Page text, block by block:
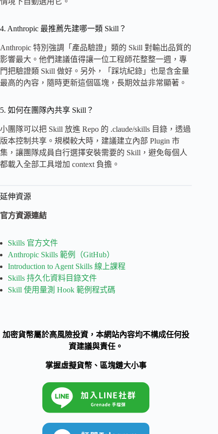
4. Anthropic 最推薦先建哪一類 Skill？
Anthropic 特別強調「產品驗證」類的 Skill 對輸出品質的
影響最大。他們建議值得讓一位工程師花整整一週，專
門把驗證類 Skill 做好。另外，「踩坑紀錄」也是含金量
最高的內容，隨時更新這個區塊，長期效益非常顯著。
5. 如何在團隊內共享 Skill？
小團隊可以把 Skill 放進 Repo 的 .claude/skills 目錄，透過
版本控制共享。規模較大時，建議建立內部 Plugin 市
集，讓團隊成員自行選擇安裝需要的 Skill，避免每個人
都載入全部工具增加 context 負擔。
延伸資源
官方資源連結
Skills 官方文件
Anthropic Skills 範例（GitHub）
Introduction to Agent Skills 線上課程
Skills 持久化資料目錄文件
Skill 使用量測 Hook 範例程式碼
加密貨幣屬於高風險投資，本網站內容均不構成任何投
資建議與責任。
掌握虛擬貨幣、區塊鏈大小事